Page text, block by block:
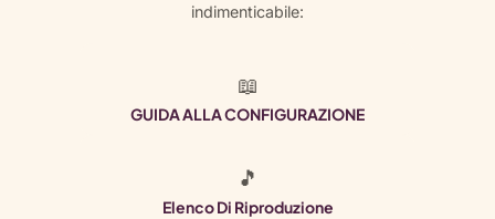
indimenticabile:
📖
GUIDA ALLA CONFIGURAZIONE
🎵
Elenco Di Riproduzione